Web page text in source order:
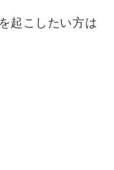
起こしたい方は